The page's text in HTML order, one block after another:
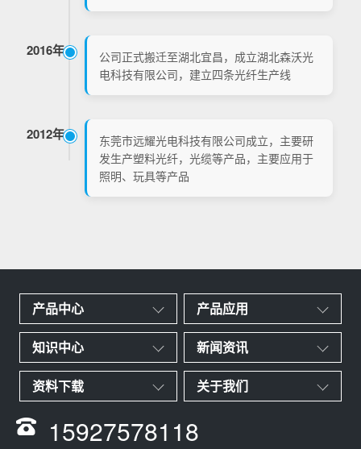
2016年
公司正式搬迁至湖北宜昌，成立湖北森沃光
电科技有限公司，建立四条光纤生产线
2012年
东莞市远耀光电科技有限公司成立，主要研
发生产塑料光纤，光缆等产品，主要应用于
照明、玩具等产品
产品中心 产品应用
知识中心 新闻资讯
资料下载 关于我们
15927578118